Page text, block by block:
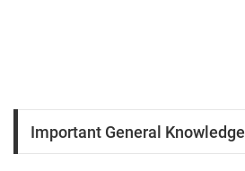
Important General Knowledge